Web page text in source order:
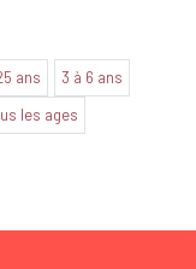
ans
3 à 6 ans
les ages